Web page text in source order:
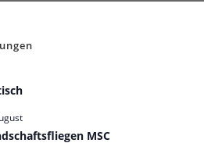
MSC